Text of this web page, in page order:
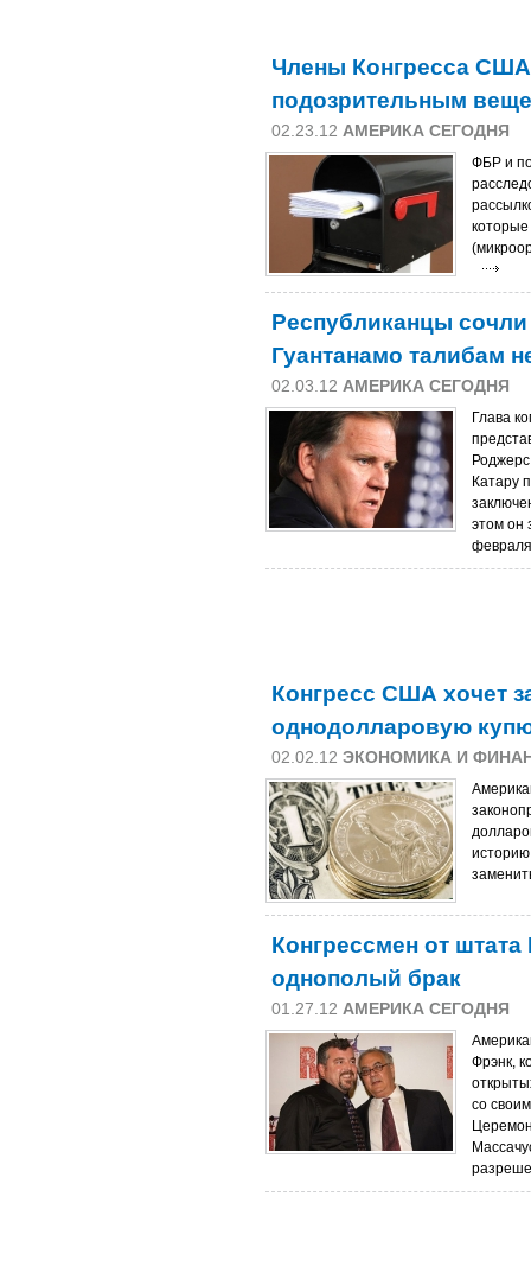
Члены Конгресса
подозрительным
02.23.12 АМЕРИКА СЕГОДНЯ
ФБР и
которые
Республиканцы
Гуантанамо талибам
02.03.12 АМЕРИКА СЕГОДНЯ
Глава
Катару
этом он
Конгресс США хочет
однодолларовую
02.02.12 ЭКОНОМИКА И
Конгрессмен от
однополый брак
01.27.12 АМЕРИКА СЕГОДНЯ
Фрэнк,
со